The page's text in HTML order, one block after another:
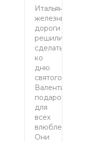
Итальянские
железные
дороги
решили
сделать
ко
дню
святого
Валентина
подарок
для
всех
влюбленных.
Они